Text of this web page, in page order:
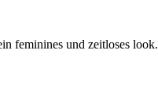
feminines und zeitloses look.